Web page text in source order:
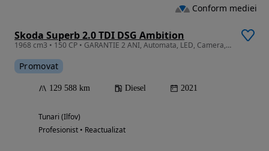
Skoda Superb 2.0 TDI DSG Ambition
1968 cm3 • 150 CP • GARANTIE 2 ANI, Automata, LED, Camera, Scaune incalzite
Promovat
129 588 km Diesel 2021
Tunari (Ilfov)
Profesionist • Reactualizat
Conform mediei